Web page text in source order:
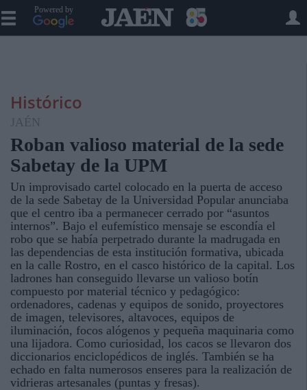
Powered by
Histórico
JAÉN
Roban valioso material de la sede
Sabetay de la UPM
Un improvisado cartel colocado en la puerta de acceso
de la sede Sabetay de la Universidad Popular anunciaba
que el centro iba a permanecer cerrado por “asuntos
internos”. Bajo el eufemístico mensaje se escondía el
robo que se había perpetrado durante la madrugada en
las dependencias de esta institución formativa, ubicada
en la calle Rostro, en el casco histórico de la capital. Los
ladrones han conseguido llevarse un valioso botín
compuesto por material técnico y pedagógico:
ordenadores, cadenas y equipos de sonido, proyectores
de imagen, televisores, altavoces, equipos de
iluminación, focos alógenos y pequeña maquinaria como
una lijadora. Como curiosidad, los cacos se llevaron dos
diccionarios enciclopédicos de inglés. También se ha
echado en falta numerosos enseres para la realización de
vidrieras artesanales (puntas y fresas).